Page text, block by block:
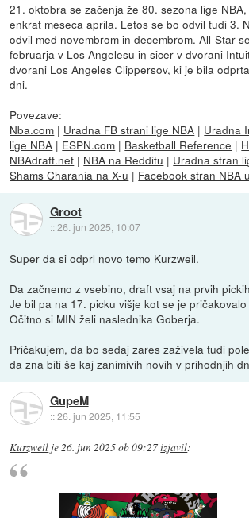
21. oktobra se začenja že 80. sezona lige
enkrat meseca aprila. Letos se bo odvil tudi 3.
odvil med novembrom in decembrom. All-Star
februarja v Los Angelesu in sicer v dvorani
dvorani Los Angeles Clippersov, ki je bila
dni.
Povezave:
Nba.com | Uradna FB strani lige NBA | Uradna
lige NBA | ESPN.com | Basketball Reference |
NBAdraft.net | NBA na Redditu | Uradna stran
Shams Charania na X-u | Facebook stran NBA
Groot
::26. jun 2025, 10:07
Super da si odprl novo temo Kurzweil.
Da začnemo z vsebino, draft vsaj na prvih
Je bil pa na 17. picku višje kot se je
Očitno si MIN želi naslednika Goberja.
Pričakujem, da bo sedaj zares zaživela tudi
da zna biti še kaj zanimivih novih v prihodnjih
GupeM
::26. jun 2025, 11:55
Kurzweil je26. jun 2025 ob 09:27izjavil: